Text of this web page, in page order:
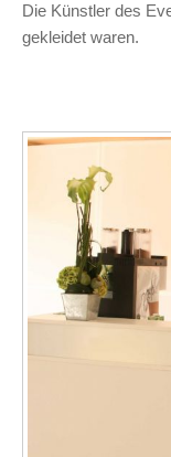
Die Künstler des
gekleidet waren.